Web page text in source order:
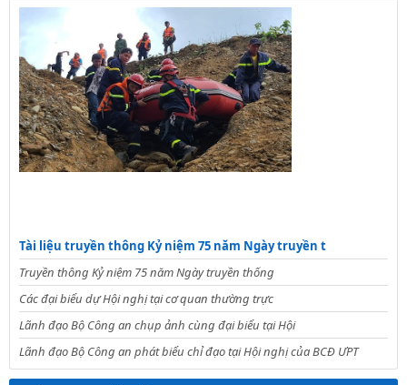
Tài liệu truyền thông Kỷ niệm 75 năm Ngày truyền t
Truyền thông Kỷ niệm 75 năm Ngày truyền thống
Các đại biểu dự Hội nghị tại cơ quan thường trực
Lãnh đạo Bộ Công an chụp ảnh cùng đại biểu tại Hội
Lãnh đạo Bộ Công an phát biểu chỉ đạo tại Hội nghị của BCĐ ƯPT